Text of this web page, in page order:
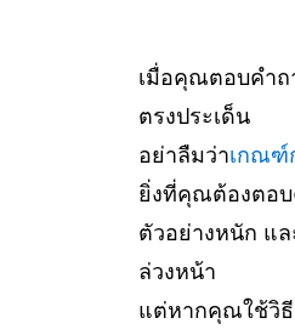
เมื่อคุณตอบคำถ
ตรงประเด็น
อย่าลืมว่าเกณฑ์
ยิ่งที่คุณต้องตอบ
ตัวอย่างหนัก แล
ล่วงหน้า
แต่หากคุณใช้วิธี